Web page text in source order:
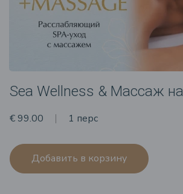
Sea Wellness & Массаж
€ 99.00 1 перс
Добавить в корзину